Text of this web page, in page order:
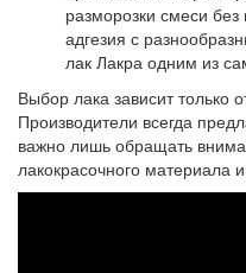
разморозки смеси без
адгезия с
лак Лакра одним из
Выбор лака зависит только
Производители всегда
важно лишь обращать
лакокрасочного материала